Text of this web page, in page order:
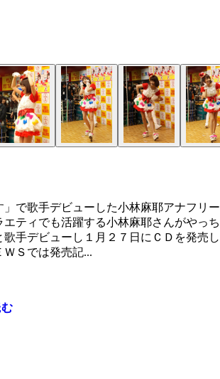
」で歌手デビューした小林麻耶アナフリー
エティでも活躍する小林麻耶さんがやっち
手デビューし１月２７日にＣＤを発売し
Ｓでは発売記...